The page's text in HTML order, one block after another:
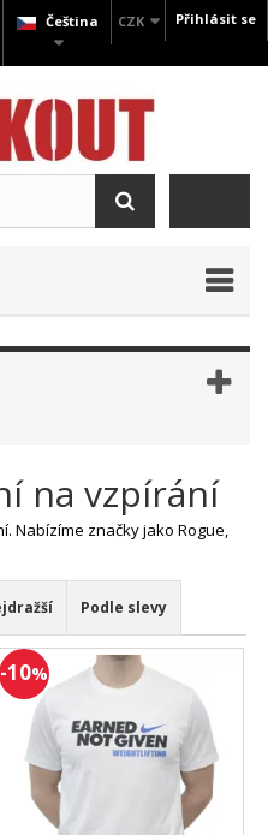
Přihlásit se
CZK
Čeština
na vzpírání
Nabízíme značky jako Rogue,
Podle slevy
-10%